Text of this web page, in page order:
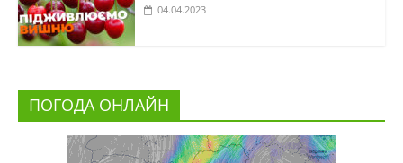
04.04.2023
ПОГОДА ОНЛАЙН